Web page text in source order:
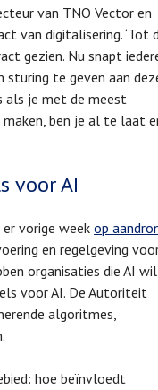
van TNO Vector en
van digitalisering. ‘Tot
gezien. Nu snapt
sturing te geven aan
als je met de meest
ben je al te laat
voor AI
vorige week op
en regelgeving
organisaties die AI
voor AI. De Autoriteit
algoritmes,
hoe beïnvloedt